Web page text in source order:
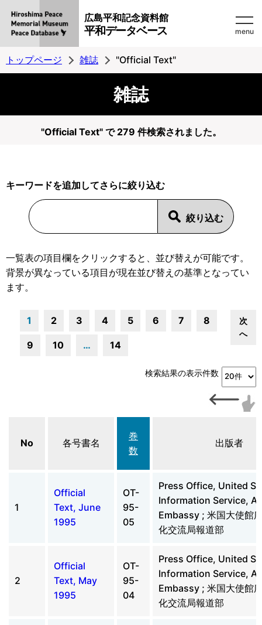
広島平和記念資料館
平和データベース menu
トップページ 雑誌 "Official Text"
雑誌
"Official Text" で 279 件検索されました。
キーワードを追加してさらに絞り込む
一覧表の項目欄をクリックすると、並び替えが可能です。
背景が異なっている項目が現在並び替えの基準となってい
ます。
1 2 3 4 5 6 7 8
9 10 … 14
次
へ
検索結果の表示件数
No 各号書名
巻
数
出版者
1
Official
Text, June
1995
OT-
95-
05
Press Office, United
Information Service,
Embassy ; 米国大使館
化交流局報道部
2
Official
Text, May
1995
OT-
95-
04
Press Office, United
Information Service,
Embassy ; 米国大使館
化交流局報道部